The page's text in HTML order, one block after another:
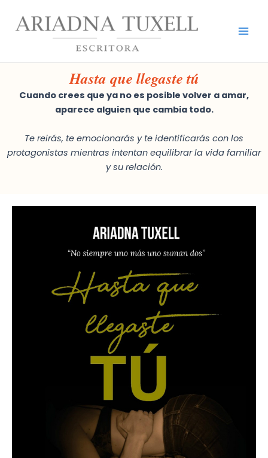
Hasta que llegaste tú
Cuando crees que ya no es posible volver a amar,
aparece alguien que cambia todo.
Te reirás, te emocionarás y te identificarás con los
protagonistas mientras intentan equilibrar la vida familiar
y su relación.